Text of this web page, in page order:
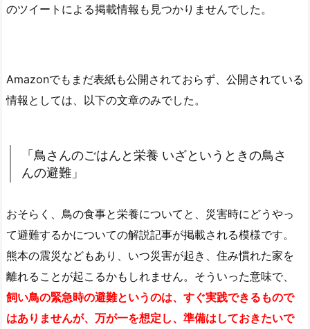
のツイートによる掲載情報も見つかりませんでした。
Amazonでもまだ表紙も公開されておらず、公開されている
情報としては、以下の文章のみでした。
「鳥さんのごはんと栄養 いざというときの鳥さ
んの避難」
おそらく、鳥の食事と栄養についてと、災害時にどうやっ
て避難するかについての解説記事が掲載される模様です。
熊本の震災などもあり、いつ災害が起き、住み慣れた家を
離れることが起こるかもしれません。そういった意味で、
飼い鳥の緊急時の避難というのは、すぐ実践できるもので
はありませんが、万が一を想定し、準備はしておきたいで